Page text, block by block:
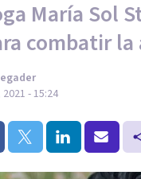
María Sol
combatir la
- 15:24